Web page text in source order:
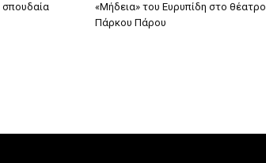
«Μήδεια» του Ευρυπίδη στο θέατρο
Πάρκου Πάρου